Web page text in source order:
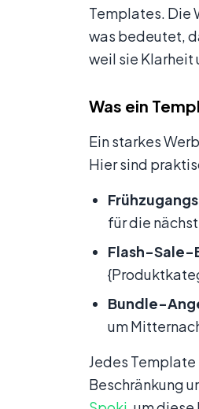
Templates. Die
was bedeutet,
weil sie Klarheit
Was ein
Ein starkes
Hier sind
für die
Flash-Sale-
Bundle-
um
Jedes
Beschränkung